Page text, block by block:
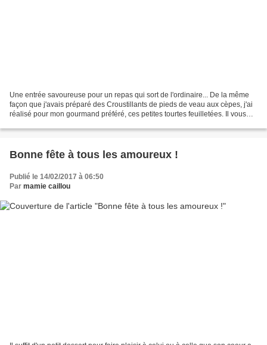
Une entrée savoureuse pour un repas qui sort de l'ordinaire... De la même
façon que j'avais préparé des Croustillants de pieds de veau aux cèpes, j'ai
réalisé pour mon gourmand préféré, ces petites tourtes feuilletées. Il vous
Bonne fête à tous les amoureux !
Publié le 14/02/2017 à 06:50
Par mamie caillou